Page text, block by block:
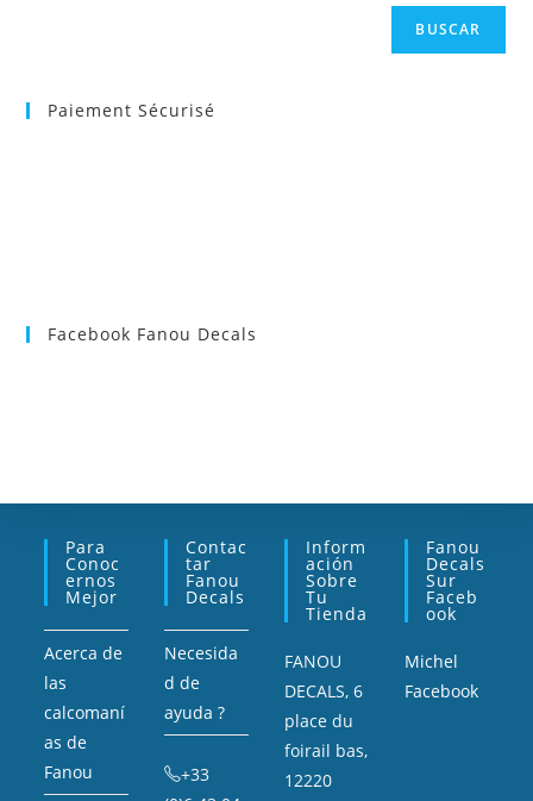
BUSCAR
Paiement Sécurisé
Facebook Fanou Decals
Para
Conoc
Ernos
Mejor
Acerca de
las
calcomaní
as de
Fanou
Contac
Tar
Fanou
Decals
Necesida
d de
ayuda ?
+33
Inform
Ación
Sobre
Tu
Tienda
FANOU
DECALS, 6
place du
foirail bas,
12220
Fanou
Decals
Sur
Faceb
Ook
Michel
Facebook